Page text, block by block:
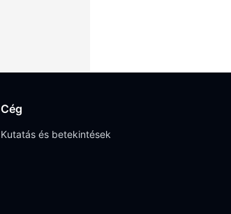
Cég
Kutatás és betekintések